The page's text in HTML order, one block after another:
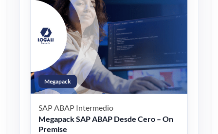
Megapack
SAP ABAP Intermedio
Megapack SAP ABAP Desde Cero – On
Premise